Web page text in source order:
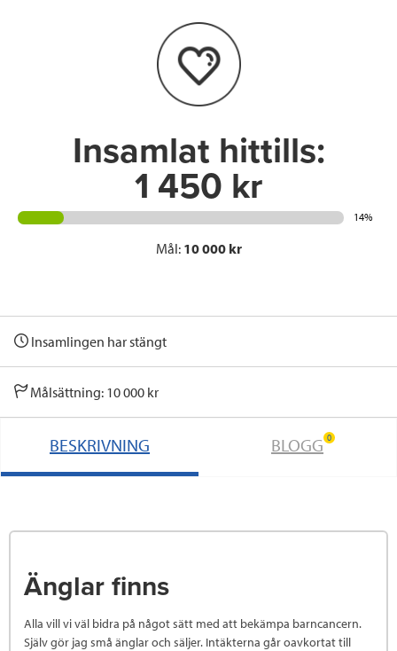
e
I
n
Insamlat hittills:
1 450 kr
14%
Mål: 10 000 kr
Insamlingen har stängt
Målsättning: 10 000 kr
BESKRIVNING BLOGG 0
Änglar finns
Alla vill vi väl bidra på något sätt med att bekämpa barncancern.
Själv gör jag små änglar och säljer. Intäkterna går oavkortat till